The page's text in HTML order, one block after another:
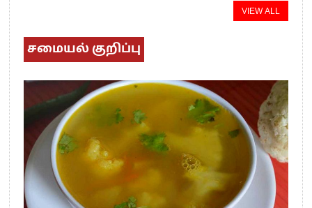
VIEW ALL
சமையல் குறிப்பு